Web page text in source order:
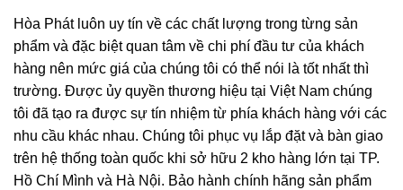
Hòa Phát luôn uy tín về các chất lượng trong từng sản
phẩm và đặc biệt quan tâm về chi phí đầu tư của khách
hàng nên mức giá của chúng tôi có thể nói là tốt nhất thì
trường. Được ủy quyền thương hiệu tại Việt Nam chúng
tôi đã tạo ra được sự tín nhiệm từ phía khách hàng với các
nhu cầu khác nhau. Chúng tôi phục vụ lắp đặt và bàn giao
trên hệ thống toàn quốc khi sở hữu 2 kho hàng lớn tại TP.
Hồ Chí Mình và Hà Nội. Bảo hành chính hãng sản phẩm